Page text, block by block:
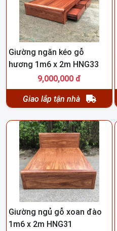
Giường ngăn kéo gỗ
hương 1m6 x 2m HNG33
9,000,000 đ
Giao lắp tận nhà
Giường ngủ gỗ xoan đào
1m6 x 2m HNG31